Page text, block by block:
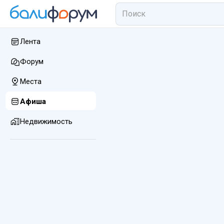
Лента
Форум
Места
Афиша
Недвижимость